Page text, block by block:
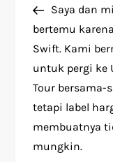
o
s
t
n
PostSaya dan
bertemu
Swift. Kami
untuk pergi ke
Tour bersama-
tetapi label
membuatnya
mungkin.